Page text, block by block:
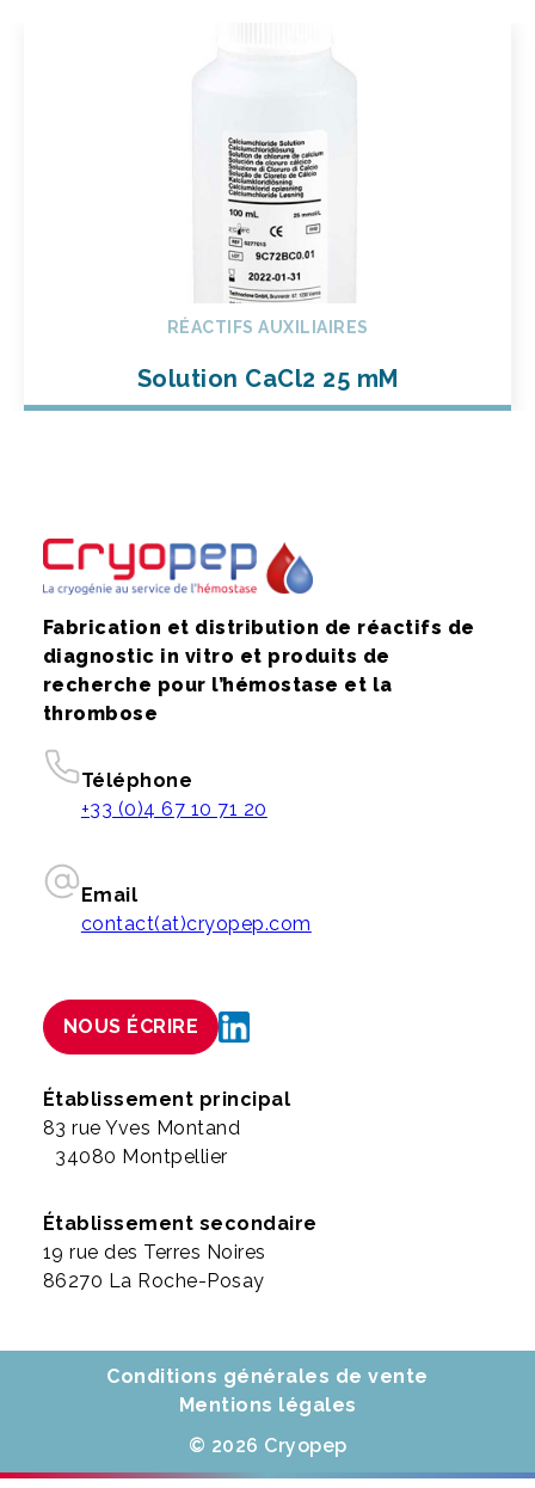
RÉACTIFS AUXILIAIRES
Solution CaCl2 25 mM
Fabrication et distribution de réactifs de
diagnostic in vitro et produits de
recherche pour l’hémostase et la
thrombose
Téléphone
+33 (0)4 67 10 71 20
Email
contact(at)cryopep.com
NOUS ÉCRIRE
Établissement principal
83 rue Yves Montand
34080 Montpellier
Établissement secondaire
19 rue des Terres Noires
86270 La Roche-Posay
Conditions générales de vente
Mentions légales
© 2026 Cryopep